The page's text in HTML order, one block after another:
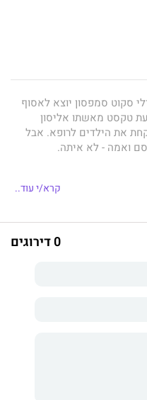
סקוט סמפסון יוצא לאסוף
טקסט מאשתו אליסון
את הילדים לרופא. אבל
ואמה - לא איתה.
ממנה. עד מהרה מקבל
אסור לו להגיד כלום, לאף
ומספק לקוראים מבט לא
כאשר אל מול
קרא/י עוד..
0 דירוגים